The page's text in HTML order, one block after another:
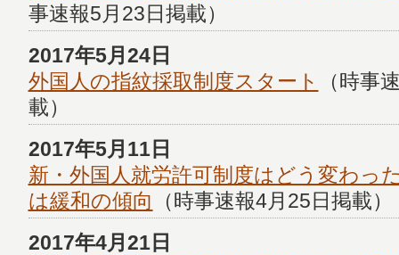
事速報5月23日掲載）
2017年5月24日
外国人の指紋採取制度スタート
（時事
載）
2017年5月11日
新・外国人就労許可制度はどう変わっ
は緩和の傾向 （時事速報4月25日掲載）
2017年4月21日